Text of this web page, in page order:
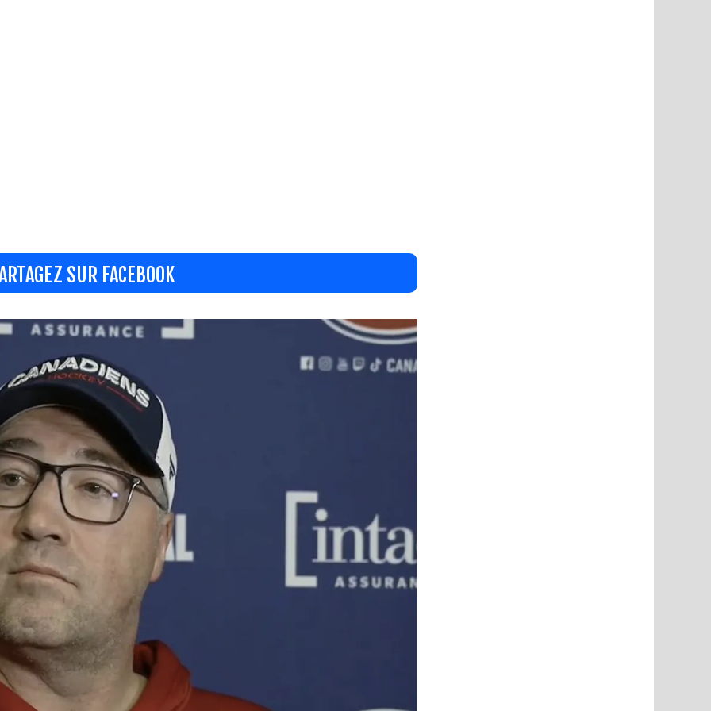
SUR FACEBOOK